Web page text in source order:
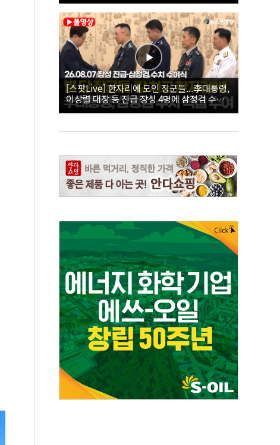
[스팟Live] 한자리에 모인 장군들...李대통령,
이상렬 대장 등 진급 장성 4명에 삼정검 수치
직접 수여｜26.08.07 장성 진급·삼정검 수치